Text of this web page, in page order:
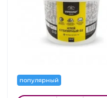
популярный